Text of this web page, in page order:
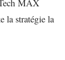
MAX
la stratégie la